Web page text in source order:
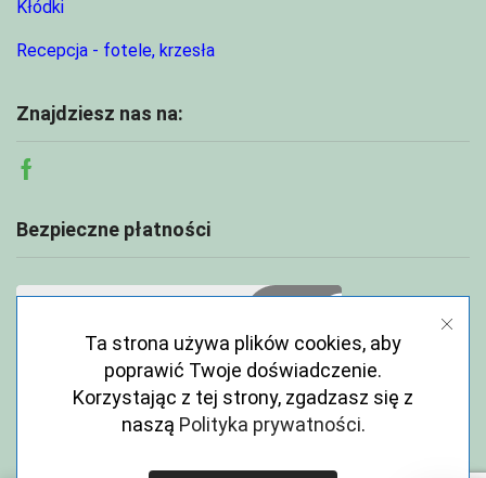
Kłódki
Recepcja - fotele, krzesła
Znajdziesz nas na:
Facebook
Bezpieczne płatności
Ta strona używa plików cookies, aby
poprawić Twoje doświadczenie.
Korzystając z tej strony, zgadzasz się z
naszą Polityka prywatności.